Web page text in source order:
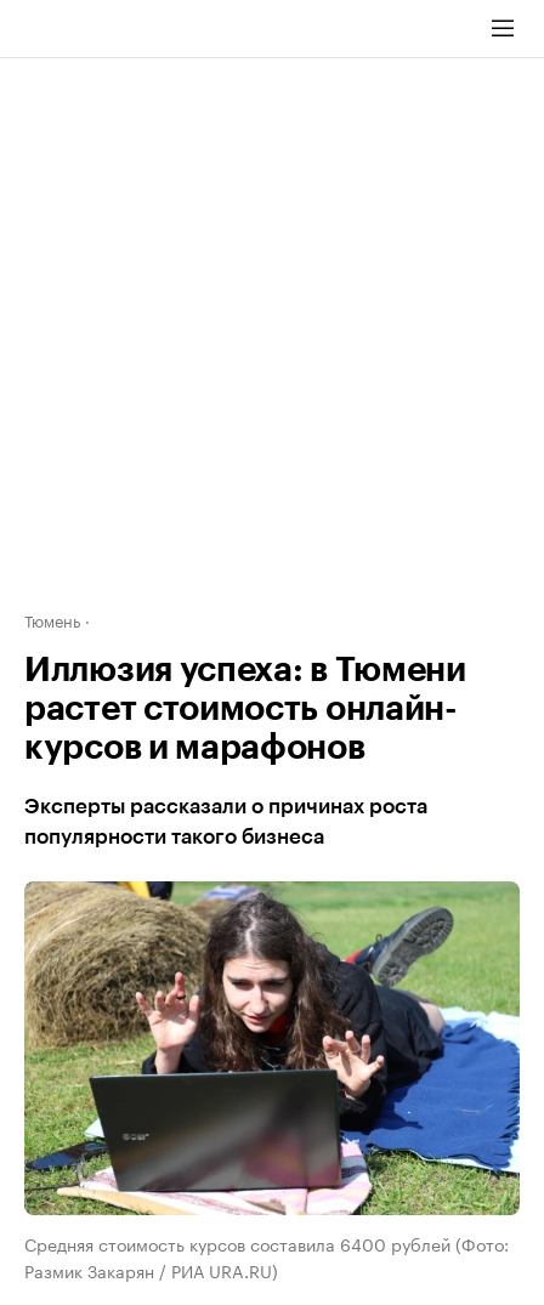
Тюмень
Иллюзия успеха: в Тюмени
растет стоимость онлайн-
курсов и марафонов
Эксперты рассказали о причинах роста
популярности такого бизнеса
Средняя стоимость курсов составила 6400 рублей (Фото:
Размик Закарян / РИА URA.RU)